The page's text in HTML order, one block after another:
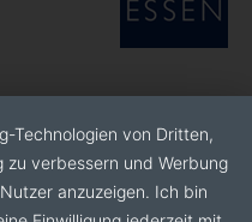
Technologien von Dritten,
zu verbessern und Werbung
anzuzeigen. Ich bin